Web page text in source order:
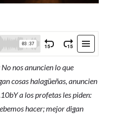
nos anuncien lo que
cosas halagüeñas, anuncien
a los profetas les piden:
hacer; mejor digan